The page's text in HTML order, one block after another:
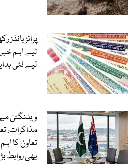
پرائز
لیے اہم
لیے نئی
ویلنگٹن
مذاکرات،
تعاون کا
بھی روابط